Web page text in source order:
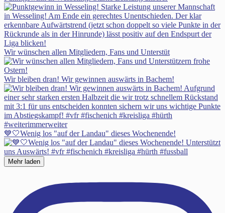
Wir wünschen allen Mitgliedern, Fans und Unterstüt
Wir bleiben dran! Wir gewinnen auswärts in Bachem!
💙🤍Wenig los "auf der Landau" dieses Wochenende!
Mehr laden